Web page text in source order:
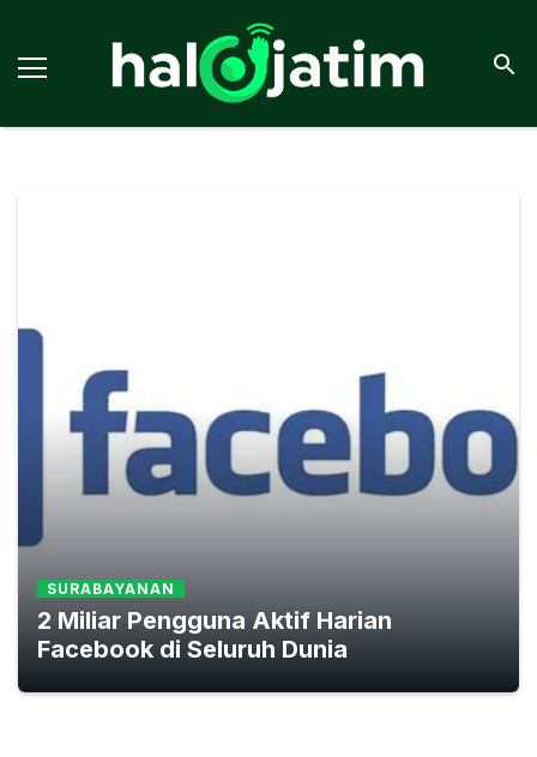
SURABAYANAN
2 Miliar Pengguna Aktif Harian
Facebook di Seluruh Dunia